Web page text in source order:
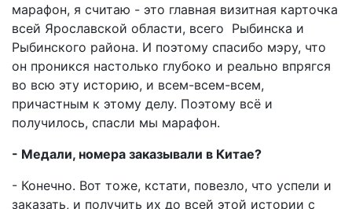
марафон, я считаю - это главная визитная карточка
всей Ярославской области, всего Рыбинска и
Рыбинского района. И поэтому спасибо мэру, что
он проникся настолько глубоко и реально впрягся
во всю эту историю, и всем-всем-всем,
причастным к этому делу. Поэтому всё и
получилось, спасли мы марафон.
- Медали, номера заказывали в Китае?
- Конечно. Вот тоже, кстати, повезло, что успели и
заказать, и получить их до всей этой истории с